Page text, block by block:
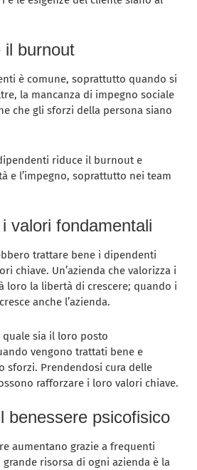
il burnout
è comune, soprattutto quando si
la mancanza di impegno sociale
che gli sforzi della persona siano
riduce il burnout e
e l’impegno, soprattutto nei team
valori fondamentali
trattare bene i dipendenti
chiave. Un’azienda che valorizza i
loro la libertà di crescere; quando i
anche l’azienda.
sia il loro posto
vengono trattati bene e
sforzi. Prendendosi cura delle
rafforzare i loro valori chiave.
benessere psicofisico
aumentano grazie a frequenti
risorsa di ogni azienda è la